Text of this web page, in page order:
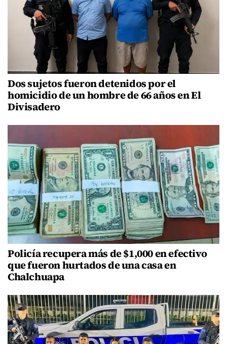
Dos sujetos fueron detenidos por el
homicidio de un hombre de 66 años en El
Divisadero
Policía recupera más de $1,000 en efectivo
que fueron hurtados de una casa en
Chalchuapa